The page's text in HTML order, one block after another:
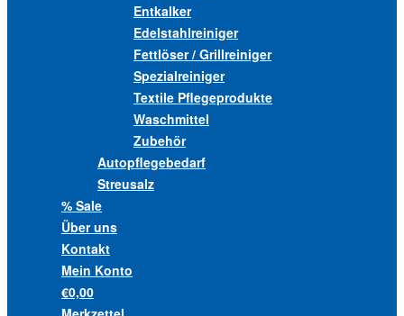
Entkalker
Edelstahlreiniger
Fettlöser / Grillreiniger
Spezialreiniger
Textile Pflegeprodukte
Waschmittel
Zubehör
Autopflegebedarf
Streusalz
% Sale
Über uns
Kontakt
Mein Konto
€0,00